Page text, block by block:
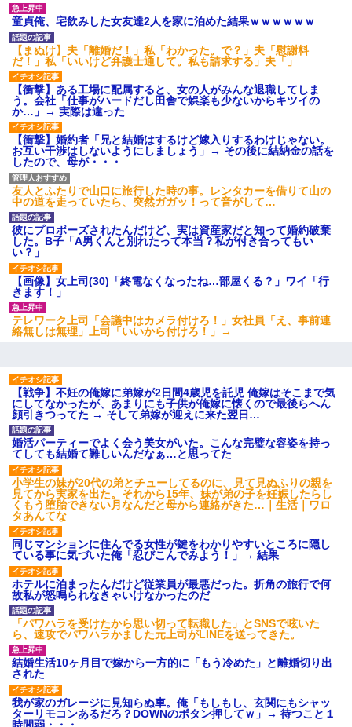
ミスした新人(
)に冗談で「行為させてくれたら許してあげる」
って言ったら・・・
ナンパにほいほい付いていった私、地獄に落ちる
居酒屋にて。兄の紹介者「お酒飲みなって」私「未成年なので無
理です！」酷すぎるワードの連発で、耐えきれず店員に5千円を渡
し「お勘定です。逃がして下さい」その後、録音内容を父に聞か
せたら...
13歳娘が元嫁のところから逃げてきた。どう扱ったらいいのかわ
からない
【復讐】義兄嫁「生活費、足りない分を貸してほしい」私「貸す
わけないでしょｗｗｗｗ」→ 理由を話したら泣き出して・・私
（あまりにも希望通り）
医者「糖尿病で余命1年です」 ワイ「知らんわｗどうせ死ぬなら
食べる量増やすわｗ」→結果ｗｗｗｗｗ
隣の部屋の住民の母親、オートロックを突破してマンションに入
り込んできたみたいで、ずっとドアの前で喚いてて滅茶苦茶うる
さかった。
【画像】女の子「お母さん！！私ようやくファッションモデルに
選ばれたの！絶対見に来てね！」→悲しい結果がこれ・・・
日航機墜落事故の「ここからは日本語で大丈夫ですよ〜」の絶望
感がヤバイ・・・
義兄嫁「娘が大学に入ったら下宿させて」私「しつこい、学校斡
旋のアパートに行け」→ 旦那が義兄に通報したら「志望校を変え
ろ！」とキレて・・・
嫁が弁護士を連れてきて「悪いと思うなら慰謝料を払って離婚し
ろ」→ 俺「完全に恐喝になってますね」「お前、これが詐欺だっ
て知ってる？」
わい(42)渋谷の夜のサービスで19の女の子にゴックンさせた結果
ｗｗｗｗｗｗｗｗ
童貞俺、宅飲みした女友達2人を家に泊めた結果ｗｗｗｗｗｗ
【まぬけ】夫「離婚だ！」私「わかった。で？」夫「慰謝料
だ！」私「いいけど弁護士通して。私も請求する」夫「」
【衝撃】ある工場に配属すると、女の人がみんな退職してしま
う。会社「仕事がハードだし田舎で娯楽も少ないからキツイの
か…」→ 実際は違った
【衝撃】婚約者「兄と結婚はするけど嫁入りするわけじゃない。
お互い干渉はしないようにしましょう」→ その後に結納金の話を
したので、母が・・・
友人とふたりで山口に旅行した時の事。レンタカーを借りて山の
中の道を走っていたら、突然ガガッ！って音がして…
彼にプロポーズされたんだけど、実は資産家だと知って婚約破棄
した。B子「A男くんと別れたって本当？私が付き合ってもい
い？」
【画像】女上司(30)「終電なくなったね…部屋くる？」ワイ「行
きます！」
テレワーク上司「会議中はカメラ付けろ！」女社員「え、事前連
絡無しは無理」上司「いいから付けろ！」→
【戦争】不妊の俺嫁に弟嫁が2日間4歳児を託児 俺嫁はそこまで気
にしてなかったが、あまりにも子供が俺嫁に懐くので最後らへん
顔引きつってた → そして弟嫁が迎えに来た翌日…
婚活パーティーでよく会う美女がいた。こんな完璧な容姿を持っ
てしても結婚て難しいんだなぁ…と思ってた
小学生の妹が20代の弟とチューしてるのに、見て見ぬふりの親を
見てから実家を出た。それから15年、妹が弟の子を妊娠したらし
くもう堕胎できない月なんだと母から連絡がきた…｜生活｜ワロ
タあんてな
同じマンションに住んでる女性が鍵をわかりやすいところに隠し
ている事に気づいた俺「忍びこんでみよう！」→ 結果
ホテルに泊まったんだけど従業員が最悪だった。折角の旅行で何
故私が怒鳴られなきゃいけなかったのだ
「パワハラを受けたから思い切って転職した」とSNSで呟いた
ら、速攻でパワハラかました元上司がLINEを送ってきた。
結婚生活10ヶ月目で嫁から一方的に「もう冷めた」と離婚切り出
された
我が家のガレージに見知らぬ車。俺「もしもし、玄関にもシャッ
ターリモコンあるだろ？DOWNのボタン押してｗ」→ 待つこと１
時間弱・・・